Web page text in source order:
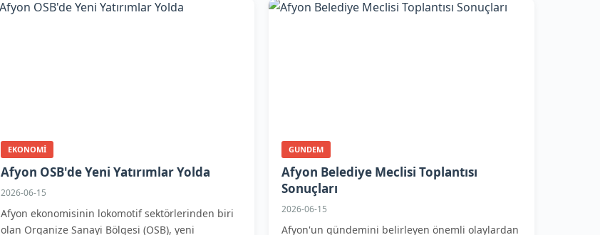
EKONOMI
Afyon OSB'de Yeni Yatırımlar Yolda
2026-06-15
Afyon ekonomisinin lokomotif sektörlerinden biri
olan Organize Sanayi Bölgesi (OSB), yeni
GUNDEM
Afyon Belediye Meclisi Toplantısı
Sonuçları
2026-06-15
Afyon'un gündemini belirleyen önemli olaylardan